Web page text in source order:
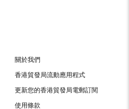
關於我們
香港貿發局流動應用程式
更新您的香港貿發局電郵訂閱
使用條款